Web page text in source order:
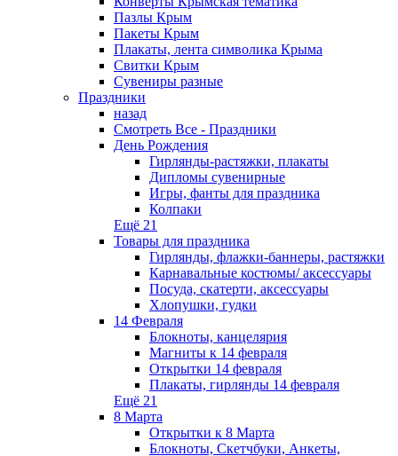
Пазлы Крым
Пакеты Крым
Плакаты, лента символика Крыма
Свитки Крым
Сувениры разные
Праздники
назад
Смотреть Все - Праздники
День Рождения
Гирлянды-растяжки, плакаты
Дипломы сувенирные
Игры, фанты для праздника
Колпаки
Ещё 21
Товары для праздника
Гирлянды, флажки-баннеры, растяжки
Карнавальные костюмы/ аксессуары
Посуда, скатерти, аксессуары
Хлопушки, гудки
14 Февраля
Блокноты, канцелярия
Магниты к 14 февраля
Открытки 14 февраля
Плакаты, гирлянды 14 февраля
Ещё 21
8 Марта
Открытки к 8 Марта
Блокноты, Скетчбуки, Анкеты,